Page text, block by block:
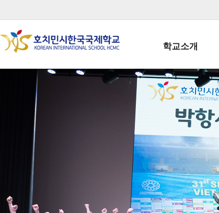
학교소개
학교장인사말
학생회장인사말
학교상징
학교 CI
교직원현황
학생현황
위치/전화
전경사진